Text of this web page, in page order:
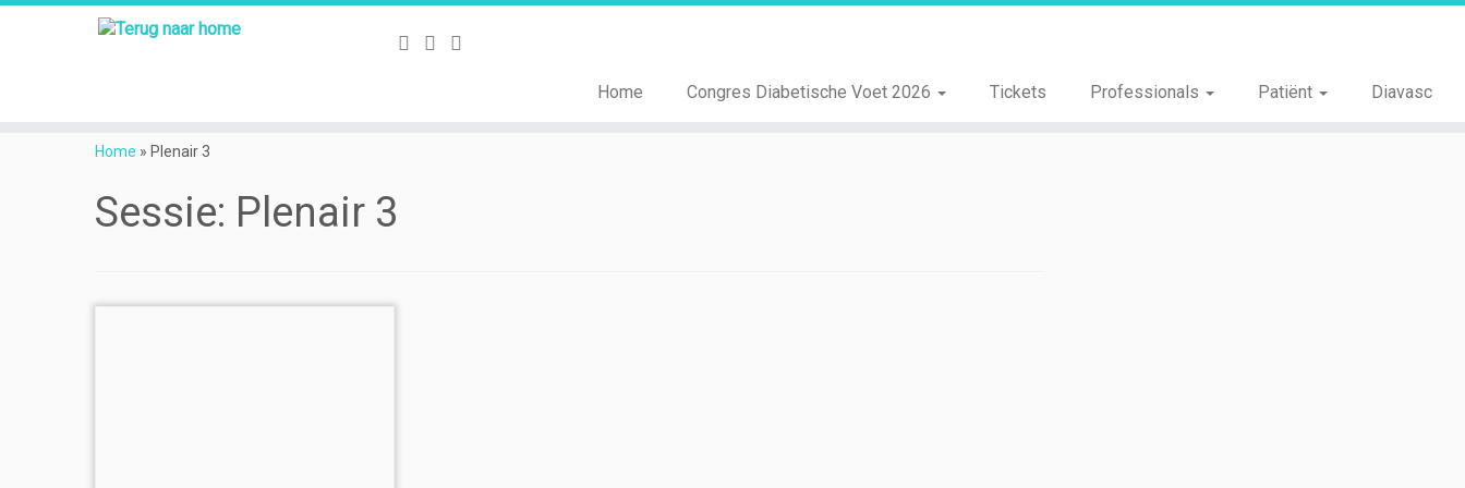
Home Congres Diabetische Voet 2026 Tickets Professionals Patiënt Diavasc
Home » Plenair 3
Sessie: Plenair 3